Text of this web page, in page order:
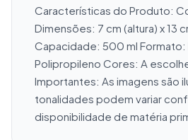
Características do Produto:
Dimensões: 7 cm (altura) x 13
Capacidade: 500 ml Formato:
Polipropileno Cores: A
Importantes: As imagens são
tonalidades podem variar
disponibilidade de matéria